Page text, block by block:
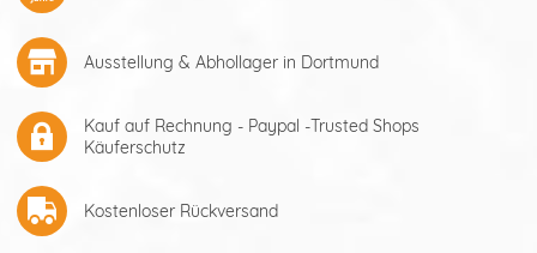
Ausstellung & Abhollager in Dortmund
Kauf auf Rechnung - Paypal -Trusted Shops
Käuferschutz
Kostenloser Rückversand